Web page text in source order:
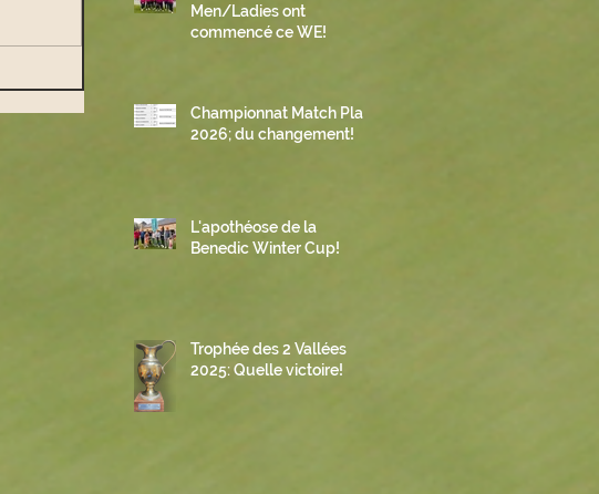
Men/Ladies ont
commencé ce WE!
Championnat Match Play
2026; du changement!
L'apothéose de la
Benedic Winter Cup!
Trophée des 2 Vallées
2025: Quelle victoire!